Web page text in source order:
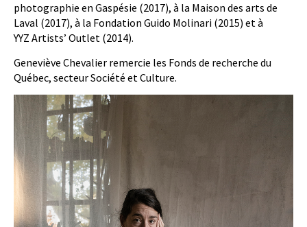
photographie en Gaspésie (2017), à la Maison des arts de
Laval (2017), à la Fondation Guido Molinari (2015) et à
YYZ Artists’ Outlet (2014).
Geneviève Chevalier remercie les Fonds de recherche du
Québec, secteur Société et Culture.